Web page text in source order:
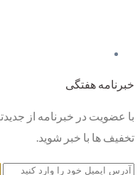
خبرنامه هفتگی
با عضویت در خبرنامه از
تخفیف ها با خبر شوید.